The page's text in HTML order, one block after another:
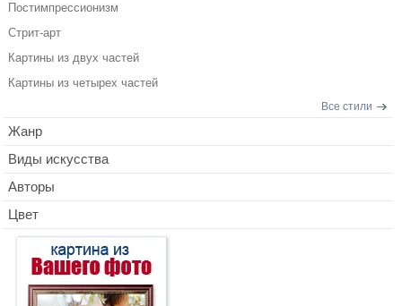
Постимпрессионизм
Стрит-арт
Картины из двух частей
Картины из четырех частей
Все стили
Жанр
Виды искусства
Авторы
Цвет